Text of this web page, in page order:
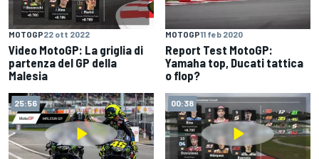
MOTOGP22 ott 2022
Video MotoGP: La griglia di
partenza del GP della
Malesia
MOTOGP11 feb 2020
Report Test MotoGP:
Yamaha top, Ducati tattica
o flop?
25:56 00:38